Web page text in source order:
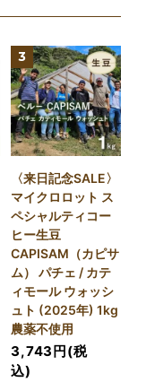
3
〈来日記念SALE〉
マイクロロット ス
ペシャルティコー
ヒー生豆
CAPISAM（カピサ
ム） パチェ / カテ
ィモール ウォッシ
ュト (2025年) 1kg
農薬不使用
3,743円(税
込)